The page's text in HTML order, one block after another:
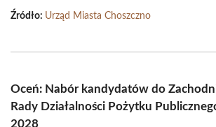
Źródło: Urząd Miasta Choszczno
Oceń: Nabór kandydatów do
Rady Działalności Pożytku
2028